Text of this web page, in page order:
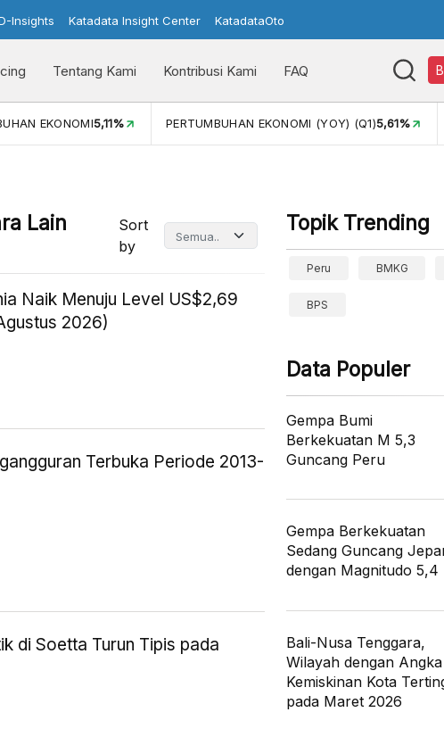
Insights Katadata Insight Center KatadataOto
Tentang Kami Kontribusi Kami FAQ
EKONOMI5,11% PERTUMBUHAN EKONOMI (YOY) (Q1)5,61%
Lain
Sort
by
Naik Menuju Level US$2,69
2026)
Terbuka Periode 2013-
di Soetta Turun Tipis pada
Topik Trending
Peru BMKG
BPS
Data Populer
Gempa Bumi
Berkekuatan M 5,3
Guncang Peru
Gempa Berkekuatan
Sedang Guncang
dengan Magnitudo 5,4
Bali-Nusa Tenggara,
Wilayah dengan Angka
Kemiskinan Kota
pada Maret 2026